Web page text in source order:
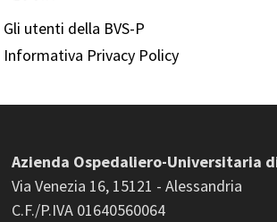
Gli utenti della BVS-P
Informativa Privacy Policy
Azienda Ospedaliero-Universitaria
Via Venezia 16, 15121 - Alessandria
C.F./P.IVA 01640560064